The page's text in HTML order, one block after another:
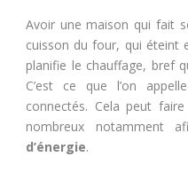
Avoir une maison qui fait
cuisson du four, qui éteint
planifie le chauffage, bref
C’est ce que l’on
connectés. Cela peut
nombreux notamment
d’énergie.